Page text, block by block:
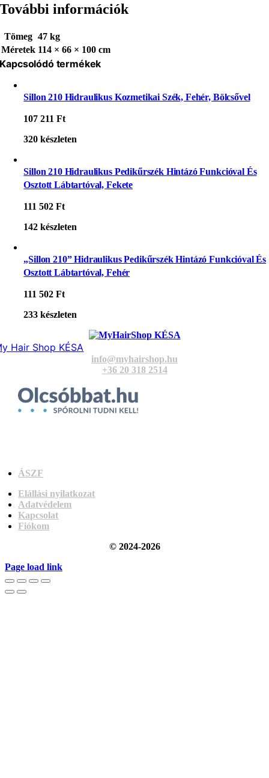
További információk
Tömeg 47 kg
Méretek 114 × 66 × 100 cm
Kapcsolódó termékek
Sillon 210 Hidraulikus Kozmetikai Szék, Fehér, Bölcsővel
107 211Ft
320 készleten
Sillon 210 Hidraulikus Pedikűrszék Hintázó Funkcióval És
Osztott Lábtartóval, Fekete
111 502Ft
142 készleten
„Sillon 210” Hidraulikus Pedikűrszék Hintázó Funkcióval És
Osztott Lábtartóval, Fehér
111 502Ft
233 készleten
Hair Shop KÉSA
info@myhairshop.hu
+36 20 318 2514
ÁSZF
Elállási nyilatkozat
Adatvédelem
Kapcsolat
Fiókom
© 2024-2026
Page load link